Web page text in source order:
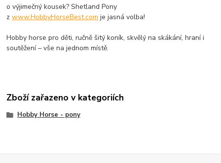
o výjimečný kousek? Shetland Pony
zwww.HobbyHorseBest.com je jasná volba!
Hobby horse pro děti, ručně šitý koník, skvělý na skákání, hraní i
soutěžení – vše na jednom místě.
Zboží zařazeno v kategoriích
Hobby Horse - pony